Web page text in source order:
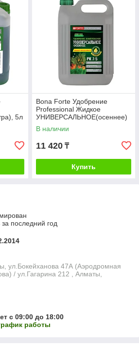
5л
Bona Forte Удобрение
Professional Жидкое
УНИВЕРСАЛЬНОЕ(осеннее)
(канистра), 5л
В наличии
11 420 ₸
Купить
последний год
ул.Бокейханова 47А (Аэродромная
/ ул.Гагарина 212 , Алматы,
с 09:00 до 18:00
работы